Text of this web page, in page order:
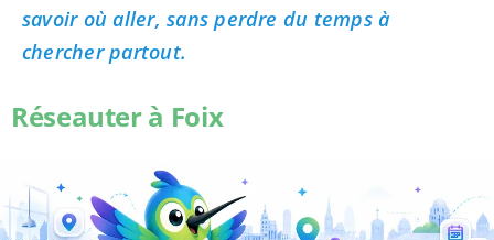
savoir où aller, sans perdre du temps à
chercher partout.
Réseauter à Foix